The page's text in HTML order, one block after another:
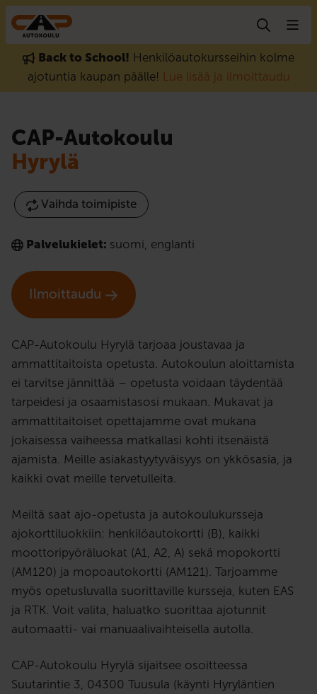
Hyppää sisältöön
Back to School! Henkilöautokursseihin kolme
ajotuntia kaupan päälle! Lue lisää ja ilmoittaudu
CAP-Autokoulu
Hyrylä
Vaihda toimipiste
Palvelukielet: suomi englanti
Ilmoittaudu
CAP-Autokoulu Hyrylä tarjoaa joustavaa ja
ammattitaitoista opetusta. Autokoulun aloittamista
ei tarvitse jännittää – opetusta voidaan täydentää
tarpeidesi ja osaamistasosi mukaan. Mukavat ja
ammattitaitoiset opettajamme ovat mukana
jokaisessa vaiheessa matkallasi kohti itsenäistä
ajamista. Meille asiakastyytyväisyys on ykkösasia, ja
kaikki ovat meille tervetulleita.
Meiltä saat ajo-opetusta ja autokoulukursseja
ajokorttiluokkiin: henkilöautokortti (B), kaikki
moottoripyöräluokat (A1, A2, A) sekä mopokortti
(AM120) ja mopoautokortti (AM121). Tarjoamme
myös opetusluvalla suorittaville kursseja, kuten EAS
ja RTK. Voit valita, haluatko suorittaa ajotunnit
automaatti- vai manuaalivaihteisella autolla.
CAP-Autokoulu Hyrylä sijaitsee osoitteessa
Suutarintie 3, 04300 Tuusula (käynti Hyryläntien